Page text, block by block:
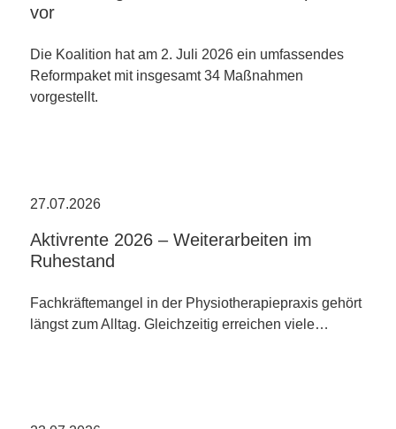
vor
Die Koalition hat am 2. Juli 2026 ein umfassendes
Reformpaket mit insgesamt 34 Maßnahmen
vorgestellt.
27.07.2026
Aktivrente 2026 – Weiterarbeiten im
Ruhestand
Fachkräftemangel in der Physiotherapiepraxis gehört
längst zum Alltag. Gleichzeitig erreichen viele…